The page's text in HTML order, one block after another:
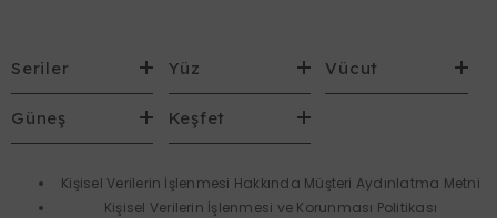
Seriler Yüz Vücut
Güneş Keşfet
Kişisel Verilerin İşlenmesi Hakkında Müşteri Aydınlatma Metni
Kişisel Verilerin İşlenmesi ve Korunması Politikası